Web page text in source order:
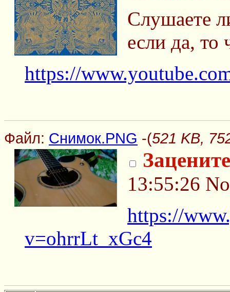
Слушаете
если да, то
https://
Файл: Снимок.PNG -(521 KB,
13:55:26
https://
v=ohrrLt_xGc4